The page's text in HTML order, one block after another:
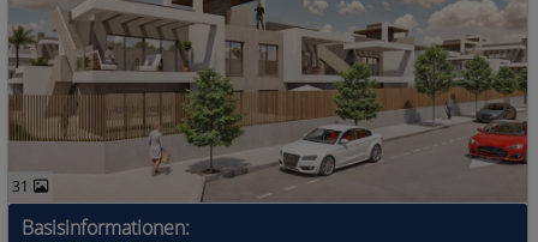
31
Basisinformationen: